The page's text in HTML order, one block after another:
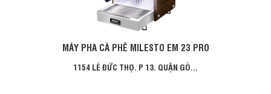
MÁY PHA CÀ PHÊ MILESTO EM 23 PRO
1154 LÊ ĐỨC THỌ. P 13. QUẬN GÒ...